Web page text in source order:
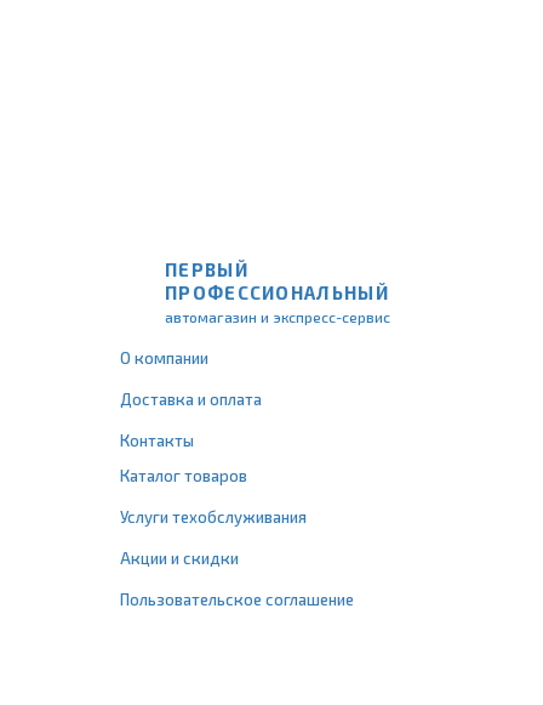
ПЕРВЫЙ
ПРОФЕССИОНАЛЬНЫЙ
автомагазин и экспресс-сервис
О компании
Доставка и оплата
Контакты
Каталог товаров
Услуги техобслуживания
Акции и скидки
Пользовательское соглашение